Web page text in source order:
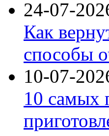
24-07-
Как
способы
10-07-
10 самых